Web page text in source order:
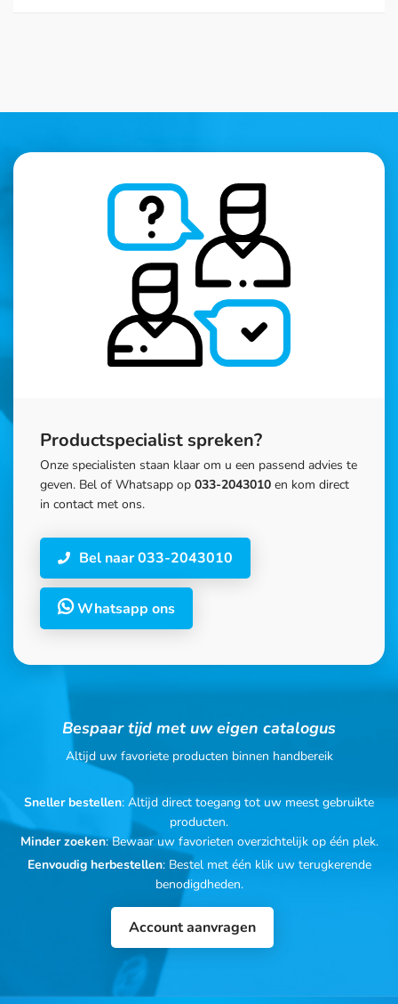
Productspecialist spreken?
Onze specialisten staan klaar om u een passend advies te
geven. Bel of Whatsapp op 033-2043010 en kom direct
in contact met ons.
Bel naar 033-2043010
Whatsapp ons
Bespaar tijd met uw eigen catalogus
Altijd uw favoriete producten binnen handbereik
Sneller bestellen: Altijd direct toegang tot uw meest gebruikte
producten.
Minder zoeken: Bewaar uw favorieten overzichtelijk op één plek.
Eenvoudig herbestellen: Bestel met één klik uw terugkerende
benodigdheden.
Account aanvragen